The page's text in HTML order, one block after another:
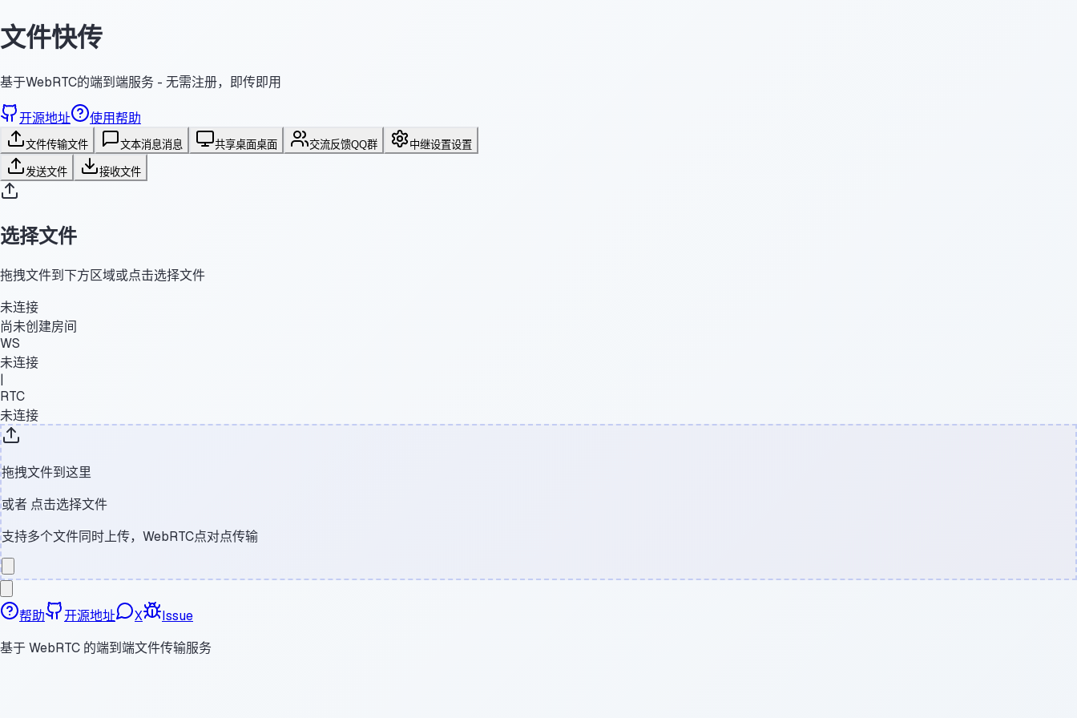
文件快传
基于WebRTC的端到端服务 - 无需注册，即传即用
开源地址 使用帮助
文件传输文件 文本消息消息 共享桌面桌面 交流反馈QQ群 中继设置设置
发送文件 接收文件
选择文件
拖拽文件到下方区域或点击选择文件
未连接
尚未创建房间
WS
未连接
|
RTC
未连接
拖拽文件到这里
或者 点击选择文件
支持多个文件同时上传，WebRTC点对点传输
帮助 开源地址 X
Issue
基于 WebRTC 的端到端文件传输服务